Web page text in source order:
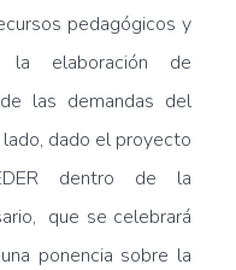
pedagógicos y
la elaboración de
las demandas del
dado el proyecto
dentro de la
que se celebrará
ponencia sobre la